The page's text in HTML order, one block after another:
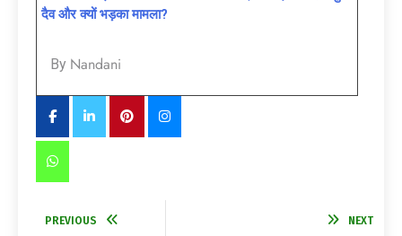
दैव और क्यों भड़का मामला?
By Nandani
PREVIOUS NEXT